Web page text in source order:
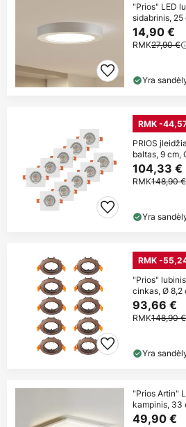
"Prios" LED
sidabrinis, 25
14,90 €
RMK27,90 €
Yra
RMK -
PRIOS
baltas, 9 cm,
104,33 €
RMK148,90 €
Yra
RMK -
"Prios"
cinkas, Ø 8,2
93,66 €
RMK148,90 €
Yra
"Prios Artin"
kampinis, 33
49,90 €